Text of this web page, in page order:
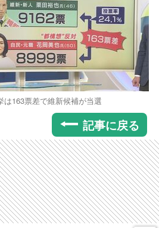
は163票差で維新候補が当選
記事に戻る